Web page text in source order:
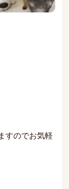
すのでお気軽